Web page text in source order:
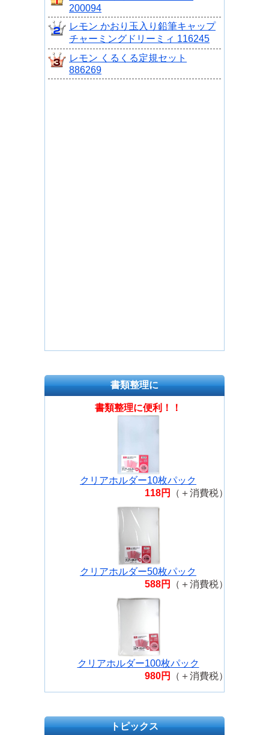
200094
レモン かおり玉入り鉛筆キャップ
チャーミングドリーミィ 116245
レモン くるくる定規セット
886269
書類整理に
書類整理に便利！！
クリアホルダー10枚パック
118円
（＋消費税）
クリアホルダー50枚パック
588円
（＋消費税）
クリアホルダー100枚パック
980円
（＋消費税）
トピックス